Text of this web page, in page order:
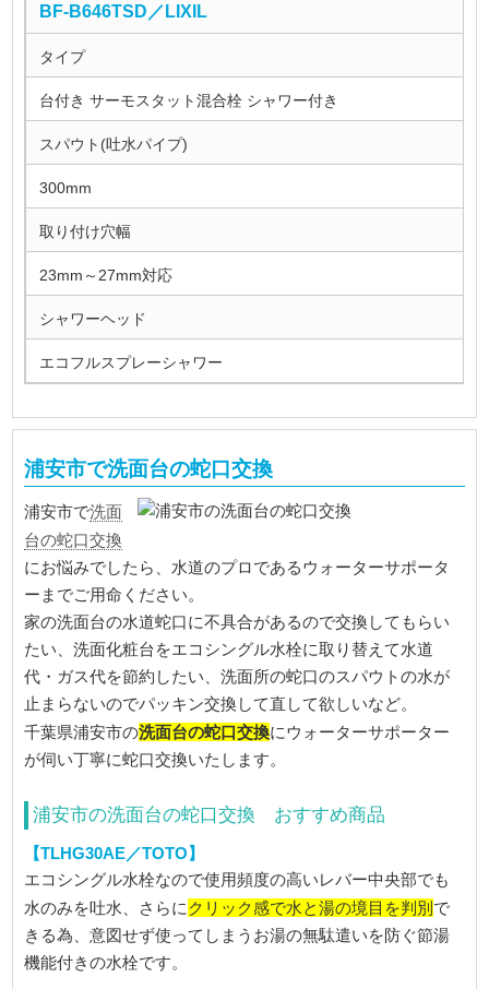
BF-B646TSD／LIXIL
タイプ
台付き サーモスタット混合栓 シャワー付き
スパウト(吐水パイプ)
300mm
取り付け穴幅
23mm～27mm対応
シャワーヘッド
エコフルスプレーシャワー
浦安市で洗面台の蛇口交換
浦安市で洗面
台の蛇口交換
にお悩みでしたら、水道のプロであるウォーターサポータ
ーまでご用命ください。
家の洗面台の水道蛇口に不具合があるので交換してもらい
たい、洗面化粧台をエコシングル水栓に取り替えて水道
代・ガス代を節約したい、洗面所の蛇口のスパウトの水が
止まらないのでパッキン交換して直して欲しいなど。
千葉県浦安市の洗面台の蛇口交換にウォーターサポーター
が伺い丁寧に蛇口交換いたします。
浦安市の洗面台の蛇口交換 おすすめ商品
【TLHG30AE／TOTO】
エコシングル水栓なので使用頻度の高いレバー中央部でも
水のみを吐水、さらに クリック感で水と湯の境目を判別 で
きる為、意図せず使ってしまうお湯の無駄遣いを防ぐ節湯
機能付きの水栓です。